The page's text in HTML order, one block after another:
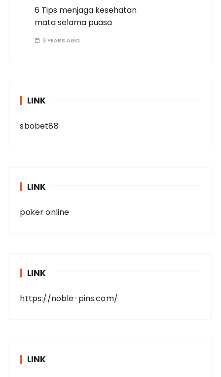
6 Tips menjaga kesehatan
mata selama puasa
3 YEARS AGO
LINK
sbobet88
LINK
poker online
LINK
https://noble-pins.com/
LINK